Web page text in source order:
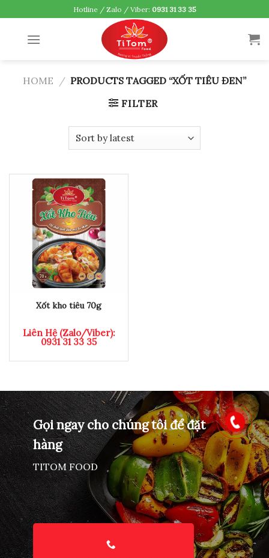
to
content
Hotline / Zalo / Viber: 0931 31 33 35
HOME / PRODUCTS TAGGED “XỐT TIÊU ĐEN”
FILTER
Xốt kho tiêu 70g
Liên Hệ (Zalo/Viber):
0931 31 33 35
Gọi ngay cho chúng tôi để đặt
hàng
TITOM FOOD